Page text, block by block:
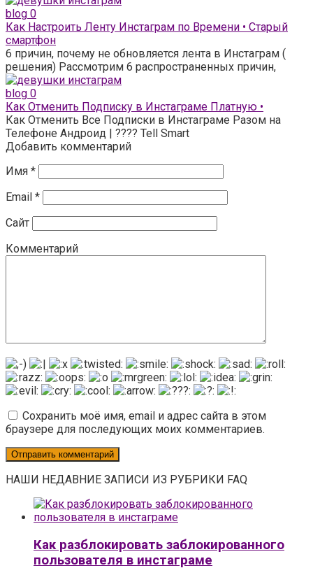
blog 0
Как Настроить Ленту Инстаграм по Времени • Старый
смартфон
6 причин, почему не обновляется лента в Инстаграм (
решения) Рассмотрим 6 распространенных причин,
blog 0
Как Отменить Подписку в Инстаграме Платную •
Как Отменить Все Подписки в Инстаграме Разом на
Телефоне Андроид | ???? Tell Smart
Добавить комментарий
Имя *
Email *
Сайт
Комментарий
Сохранить моё имя, email и адрес сайта в этом
браузере для последующих моих комментариев.
НАШИ НЕДАВНИЕ ЗАПИСИ ИЗ РУБРИКИ FAQ
Как разблокировать заблокированного
пользователя в инстаграме